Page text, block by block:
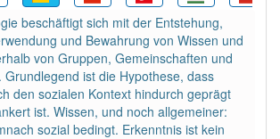
Beispiele
2
10
beschäftigt sich mit der Entstehung,
und Bewahrung von Wissen und
von Gruppen, Gemeinschaften und
Grundlegend ist die Hypothese, dass
den sozialen Kontext hindurch geprägt
ist. Wissen, und noch allgemeiner:
sozial bedingt. Erkenntnis ist kein